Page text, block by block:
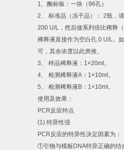
1、酶标板：一块（96孔）
2、 标准品（冻干品）： 2瓶，
200 U/L ，然后做系列倍比稀释
稀释液直接作为空白孔 0 U/L。
可，其余浓度以此类推。
3、 样品稀释液： 1×20ml 。
4、 检测稀释液A ： 1×10ml 。
5、 检测稀释液 B ： 1×10ml 。
使用及效果：
PCR反应特点
(1) 特异性强
PCR反应的特异性决定因素为：
①引物与模板 DNA特异正确的结